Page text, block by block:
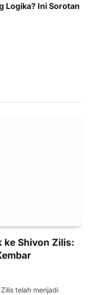
Logika? Ini Sorotan
ke Shivon Zilis:
telah menjadi